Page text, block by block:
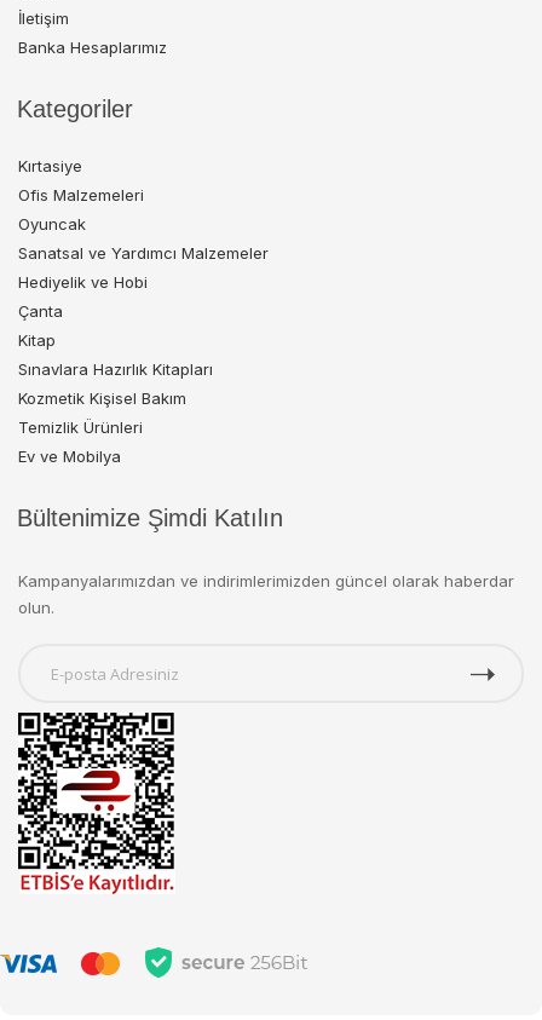
İletişim
Banka Hesaplarımız
Kategoriler
Kırtasiye
Ofis Malzemeleri
Oyuncak
Sanatsal ve Yardımcı Malzemeler
Hediyelik ve Hobi
Çanta
Kitap
Sınavlara Hazırlık Kitapları
Kozmetik Kişisel Bakım
Temizlik Ürünleri
Ev ve Mobilya
Bültenimize Şimdi Katılın
Kampanyalarımızdan ve indirimlerimizden güncel olarak haberdar
olun.